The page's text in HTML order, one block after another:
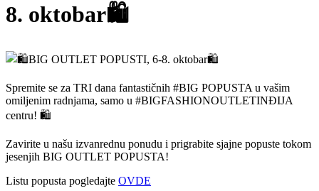
8. oktobar🛍️
Spremite se za TRI dana fantastičnih #BIG POPUSTA u vašim
omiljenim radnjama, samo u #BIGFASHIONOUTLETINĐIJA
centru! 🛍
Zavirite u našu izvanrednu ponudu i prigrabite sjajne popuste tokom
jesenjih BIG OUTLET POPUSTA!
Listu popusta pogledajte OVDE